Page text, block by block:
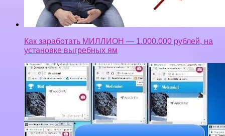
Браузерный майнинг Browsermine Сколько можно